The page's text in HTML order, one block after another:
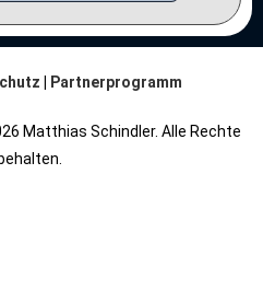
Partnerprogramm
Matthias Schindler. Alle Rechte